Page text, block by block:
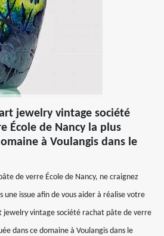
jewelry vintage société
École de Nancy la plus
à Voulangis dans le
de verre École de Nancy, ne craignez
une issue afin de vous aider à réalise votre
jewelry vintage société rachat pâte de verre
dans ce domaine à Voulangis dans le